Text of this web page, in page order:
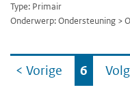
Type: Primair
Onderwerp: Ondersteuning >
Ga
naar
< Vorige 6